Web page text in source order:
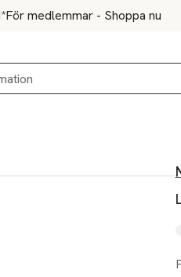
För medlemmar - Shoppa nu